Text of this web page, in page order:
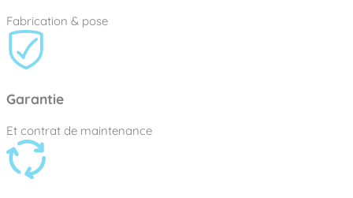
Fabrication & pose
Garantie
Et contrat de maintenance